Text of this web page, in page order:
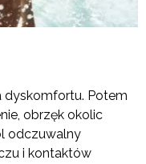
dyskomfortu. Potem
obrzęk okolic
odczuwalny
i kontaktów